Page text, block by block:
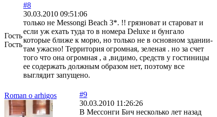
Гость
Гость
#8
30.03.2010 09:51:06
только не Messongi Beach 3*. !! грязноват и староват и
если уж ехать туда то в номера Deluxe и бунгало
которые ближе к морю, но только не в основном здании-
там ужасно! Территория огромная, зеленая . но за счет
того что она огромная , а ,видимо, средств у гостиницы
ее содержать должным образом нет, поэтому все
выглядит запущено.
Roman o arhigos
#9
30.03.2010 11:26:26
В Мессонги Бич несколько лет назад